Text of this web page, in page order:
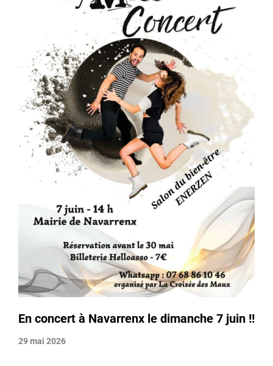
En concert à Navarrenx le dimanche 7 juin !!
29 mai 2026